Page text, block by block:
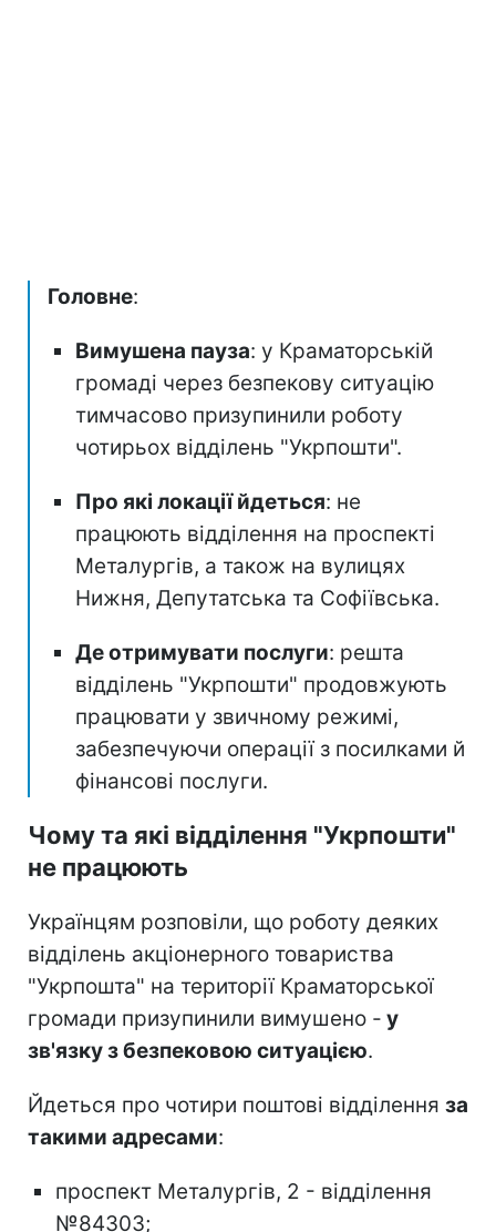
Головне:
Вимушена пауза: у Краматорській
громаді через безпекову ситуацію
тимчасово призупинили роботу
чотирьох відділень "Укрпошти".
Про які локації йдеться: не
працюють відділення на проспекті
Металургів, а також на вулицях
Нижня, Депутатська та Софіївська.
Де отримувати послуги: решта
відділень "Укрпошти" продовжують
працювати у звичному режимі,
забезпечуючи операції з посилками й
фінансові послуги.
Чому та які відділення "Укрпошти"
не працюють
Українцям розповіли, що роботу деяких
відділень акціонерного товариства
"Укрпошта" на території Краматорської
громади призупинили вимушено - у
зв'язку з безпековою ситуацією.
Йдеться про чотири поштові відділення за
такими адресами:
проспект Металургів, 2 - відділення
№84303;